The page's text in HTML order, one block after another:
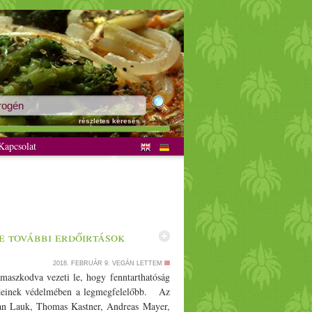
részletes keresés »
további erdőirtások
2018. FEBRUÁR 9. VEGÁN LETTEM
vezeti le, hogy fenntarthatóság
védelmében a legmegfelelőbb. Az
Lauk, Thomas Kastner, Andreas Mayer,